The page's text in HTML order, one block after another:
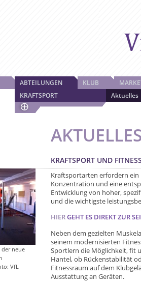
ABTEILUNGEN
KRAFTSPORT
Aktuelles
KLUB
KRAFTSPORT UND
Kraftsportarten erfordern ein
Konzentration und eine
Entwicklung von hoher,
und die wichtigste
HIERGEHT ES DIREKT ZUR
Neben dem gezielten
seinem modernisierten
Sportlern die Möglichkeit, fit
Hantel, ob Rückenstabilität
Fitnessraum auf dem
Ausstattung an Geräten.
der neue
VfL